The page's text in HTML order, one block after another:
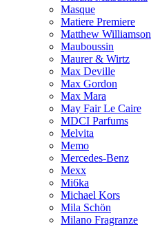
Masque
Matiere Premiere
Matthew Williamson
Mauboussin
Maurer & Wirtz
Max Deville
Max Gordon
Max Mara
May Fair Le Caire
MDCI Parfums
Melvita
Memo
Mercedes-Benz
Mexx
Mi6ka
Michael Kors
Mila Schön
Milano Fragranze